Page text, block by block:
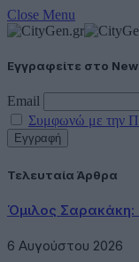
Close Menu
Εγγραφείτε στο
Email
Συμφωνώ με την
Τελευταία Άρθρα
Όμιλος
6 Αυγούστου 2026